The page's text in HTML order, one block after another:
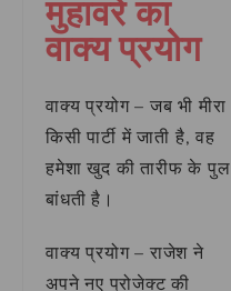
मुहावरे का
वाक्य प्रयोग
वाक्य प्रयोग – जब भी मीरा
किसी पार्टी में जाती है, वह
हमेशा खुद की तारीफ के पुल
बांधती है।
वाक्य प्रयोग – राजेश ने
अपने नए प्रोजेक्ट की